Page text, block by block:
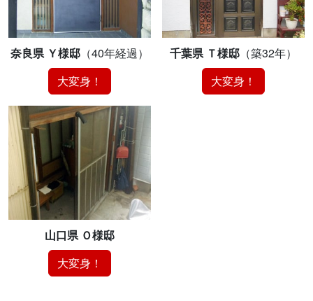
奈良県 Ｙ様邸 （40年経過）
大変身！
千葉県 Ｔ様邸 （築32年）
大変身！
山口県 Ｏ様邸
大変身！